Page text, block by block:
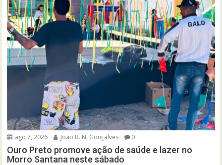
ago 7, 2026 João B. N. Gonçalves 0
Ouro Preto promove ação de saúde e lazer no
Morro Santana neste sábado